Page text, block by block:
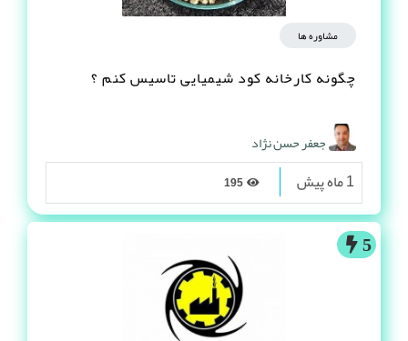
مشاوره ها
چگونه کارخانه کود شیمیایی تاسیس کنم ؟
جعفر حسن نژاد
1 ماه پیش
5